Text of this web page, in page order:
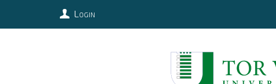
Login